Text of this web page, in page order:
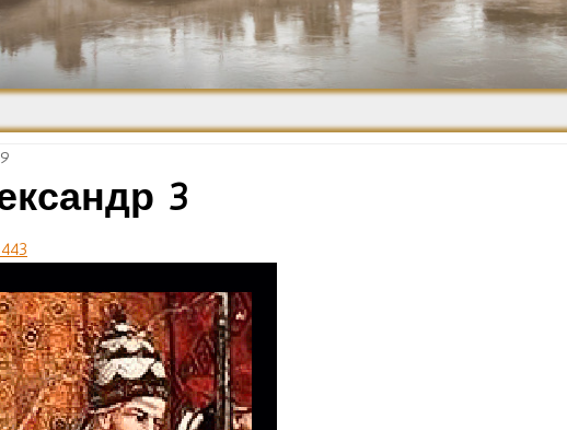
Средневековье
Возрождение и
Барокко
3